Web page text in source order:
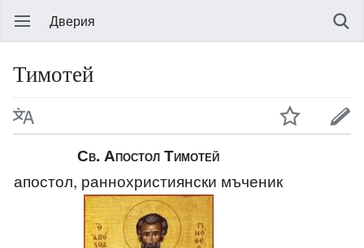
Дверия
Тимотей
Св. Апостол Тимотей
апостол, раннохристиянски мъченик